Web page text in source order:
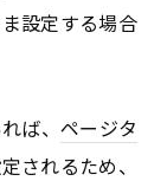
設定する場合
ば、ページタ
されるため、